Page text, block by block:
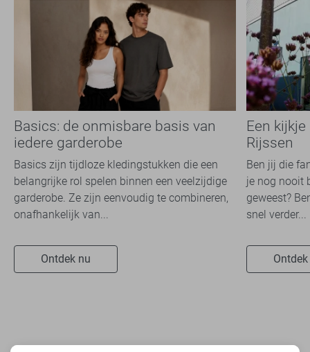
Basics: de onmisbare basis van
iedere garderobe
Basics zijn tijdloze kledingstukken die een
belangrijke rol spelen binnen een veelzijdige
garderobe. Ze zijn eenvoudig te combineren,
onafhankelijk van...
Ontdek nu
Een
Rijssen
Ben jij die
je nog nooit
geweest?
snel verder...